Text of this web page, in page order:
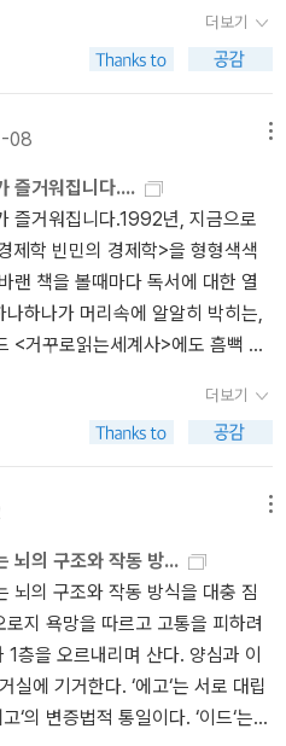
에게 내가 해줄 수 있는 방법은 대
쓸 수없는 무력감과 분노에 스스
연민과 동정일 뿐 결정적으로 해
지고 있지 않다. 개인적으로도 모
날이 심해지고 있는 상황하에서
고작 어머니의 아기 때 모습처럼
니의 인생에 아무런 도움도 되질
안고가야 할 필연적으로 넘는 각
겨운 시간임을 부인하기 어렵
환이다. 자신과 자신의 주체성의
은 죽어 버렸으니까. 세상에 던져
로 부조리하다. 아무리 모든 생명
, 오늘도 누구와 결혼을 하며 SEX
이후 종지부까지 온몸으로 부딪히
에 있어서 끊어낼 그 어떻게 할 방
작동된 유전자적인 메커니즘은
없이 번식하려 들게 진화되어 왔
, 그어떤 논리의 철학으로도 해결
전적인 본질의 모순 그 자체이다.
이란 부조리의 전체이며 이는 생명
적이며 실존이다. 수용과 거부의
유시민이 정치인으로서 좌절할 수
대한 지독한 편견을 단적으로 보
공하길 바라는 것처럼 보였고, 칼뱅
을 것 없어 보였다(오히려 그 용
전체 맥락에서 볼 때, 그렇게 중
고 지금도 좋아하지만, 실패한 대
아하지만, 실패한 정치인이라고 생
에 실패했다고 말하고 싶지 않다.
것으로 갈음하자. 난 안철수가 미
는다. 박은주 김영사 대표의 말대
다. 그가 말하는 진보의 가치가 무
, 안철수가 정치인으로는 성공하
진보의 가치는, 정치인 안철수에
다.
윤리를 제외시킨다. 결국 그 논리
단어가 참 신기했다. 내가 아닌 타
을 말이다.
그 수단이 아닌 그 목적으로서
바라지 않고 선을 주는 것을 정언
보이는 정언명령이란 어려운 모양
것은 인정하나 결국 그 사회적 합
기를 바라지 않는다. 지금 조금이
사람들은 순간적으로 반응한다.
것은 나만이 사는 것이 아니라
아니라 다수의 존재라는 것을 인지
것이다. 개인적으로 존 롤즈의 <
상을 만들어야 한다고 생각한다.
요한 것이 아니라 어떻게 살아갈
것이 살아가는 길이고, 죽을 때를
지난날에 대해 깊이 돌아본다고
살고, 그리고 주변에 어떻게 했는
좋아하고 만화책 보기 좋아하고
하지 않은 나에게 마지막 내 모습
렇다고 그런 세상살이만 한 것은 아
어나갈수록 유 전 의원의 솔직담백
편으로는 거부감이 느껴질 수 있
적 가치를 설명하는 대목이 눈에
북이었어.” ‘젊은 보수’를 자처
년 독자라면 이 내용을 근거로 들
모아 놓은 산물이라고 말할지도
문에 ‘진보’의 참된 의미가 씨알도
옷을 크게 벗은 유 전 의원의 글은
렇게 말할 것이다. 이번에 나온 책
동시에 정계 복귀를 노리는 의도
있다면 그것은 난센스라고 여기고
을 통해서 배운 '진보'와 요즘 우
진보적 정치인 유시민이 기억나는
신의 감정부터 정치적 자기 검열
사람들은 외향적으로 보이는 것에
담겨 있는 가치와 행복에는 관심
의 실적에 집착하고, 자신의 성과
하다 보니 어느 순간엔가 우리는
못하게 되었다. 유 전 의원의 손아
명을 지어줬다고 한다. 지나치게
지지층의 감정을 자극해 정치적
갈라치기 전술인 것이다. • 파멸적
라는 병'과 같은 극단적 언어로 대
단이나 탄핵과 같은 파멸적 결론
. 이는 헌정 질서의 안정성보다
선동 정치의 전형이다. <결론>유
는 '정치 비평의 품격'을 표방하지
받는 선거 결과를 아전인수식으로
불과하다. 부정선거 혐의에 침묵하
하려는 저자의 행적은, 이 책이 가
선적이고 정파적인지를 반증하고
직적인 부정선거 프로젝트에 저자
아직 밝혀지지 않았지만, 개표 방
투표율이 선관위 발표 자료와 놀라
적 선동물이 무지한 그리고 선량
섭할 수 있고, 나아가 정권 탈취를
지를 여실히 보여주는 역사적인 실
아주 개인적인 생각>인 것이
어가거나 동조했던 독자들도 심각
들어낸 학문과 각종 현상의 구체적
채워주고 있다고 생각한다. 양자
각론은 의미가 없다고 생각하며,
이나 시사점을 줄 수 있다고 생
책을 보게 된 계기도 비슷하다. 어
이었는데 막상 읽고 나니 사회과
근본에 대한 이해욕망을 채워주어
치를 차지하게 된 것도 그렇다. 이
을 이번에 정리해보았다.1. 부자의
지금은 작가이자, 주요 시사 프로
이었으며 그보다 전에는 학생운동
다. 그런 유시민이니 당연히 경제학
경제학과 빈자를 위한 경제학을
한 것이다. 대학 초년때 읽은 책
더 이상 나오지 않는 것 같기도 하
책 중 초창기에 가장 성공한 책이
지만 20-30년전 만해도 숨겨진
았다. 숨겨진 역사란 국가권력이
가의 사람들이나 피해국가의 상황
드레퓌스 사건을 알게 되었고 젊
억이 난다. 베트남전 역시 충격이
더보기
08
즐거워집니다....
즐거워집니다.1992년, 지금으로
제학 빈민의 경제학>을 형형색색
랜 책을 볼때마다 독서에 대한 열
하나가 머리속에 알알히 박히는,
<거꾸로읽는세계사>에도 흠뻑 취
만나름 의미있었던 책이<나의한국
하면서, 때론 실망스러웠던 책이<
감필법><표현의기술>이었네요.
의 자리에 계실때 펴낸 책)의 책을
살것인가><유시민의경제학카페
3류가 되는 정치판에 끼어들지
신념을 응원하며, 뭐든지 좋으니
혜경님의 사진과 함께아테네, 로
가 새롭게 들여다 본 것은 무엇인
더보기
뇌의 구조와 작동 방...
뇌의 구조와 작동 방식을 대충 짐
지 욕망을 따르고 고통을 피하려
1층을 오르내리며 산다. 양심과 이
실에 기거한다. ‘에고‘는 서로 대립
‘의 변증법적 통일이다. ‘이드‘는